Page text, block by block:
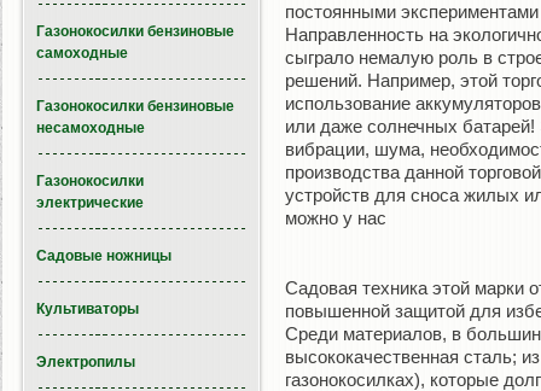
постоянными
Направленность на
сыграло немалую роль в
решений. Например, этой
использование
или даже солнечных батарей!
вибрации, шума,
производства данной
устройств для сноса жилых
можно у нас
Садовая техника этой марки
повышенной защитой для
Среди материалов, в
высококачественная сталь;
газонокосилках), которые
Газонокосилки бензиновые
самоходные
Газонокосилки бензиновые
несамоходные
Газонокосилки
электрические
Садовые ножницы
Культиваторы
Электропилы